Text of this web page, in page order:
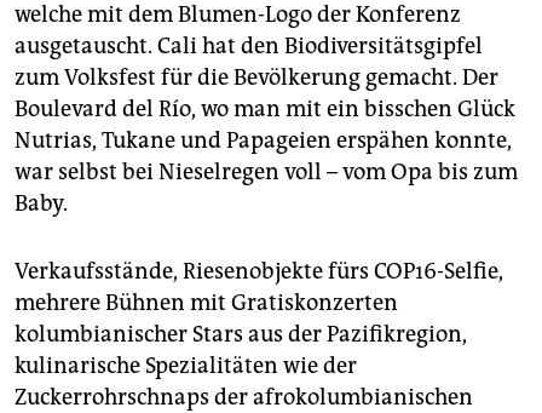
welche mit dem Blumen-Logo der Konferenz
ausgetauscht. Cali hat den Biodiversitätsgipfel
zum Volksfest für die Bevölkerung gemacht. Der
Boulevard del Río, wo man mit ein bisschen Glück
Nutrias, Tukane und Papageien erspähen konnte,
war selbst bei Nieselregen voll – vom Opa bis zum
Baby.
Verkaufsstände, Riesenobjekte fürs COP16-Selfie,
mehrere Bühnen mit Gratiskonzerten
kolumbianischer Stars aus der Pazifikregion,
kulinarische Spezialitäten wie der
Zuckerrohrschnaps der afrokolumbianischen